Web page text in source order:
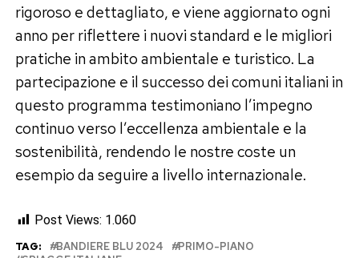
rigoroso e dettagliato, e viene aggiornato ogni
anno per riflettere i nuovi standard e le migliori
pratiche in ambito ambientale e turistico. La
partecipazione e il successo dei comuni italiani in
questo programma testimoniano l’impegno
continuo verso l’eccellenza ambientale e la
sostenibilità, rendendo le nostre coste un
esempio da seguire a livello internazionale.
Post Views: 1.060
TAG: BANDIERE BLU 2024
PRIMO-PIANO